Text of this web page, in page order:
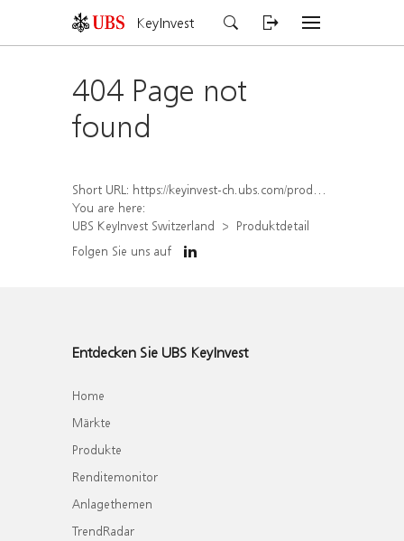
KeyInvest
404 Page not
found
Short URL: https://keyinvest-ch.ubs.com/produkt/detail/index/isin/CH1570356464
You are here:
UBS KeyInvest Switzerland
Produktdetail
Folgen Sie uns auf
Entdecken Sie UBS KeyInvest
Home
Märkte
Produkte
Renditemonitor
Anlagethemen
TrendRadar